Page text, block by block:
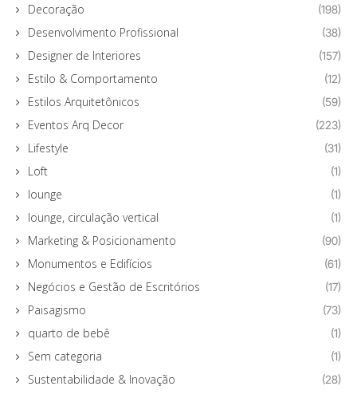
Decoração (198)
Desenvolvimento Profissional (38)
Designer de Interiores (157)
Estilo & Comportamento (12)
Estilos Arquitetônicos (59)
Eventos Arq Decor (223)
Lifestyle (31)
Loft (1)
lounge (1)
lounge, circulação vertical (1)
Marketing & Posicionamento (90)
Monumentos e Edifícios (61)
Negócios e Gestão de Escritórios (17)
Paisagismo (73)
quarto de bebê (1)
Sem categoria (1)
Sustentabilidade & Inovação (28)